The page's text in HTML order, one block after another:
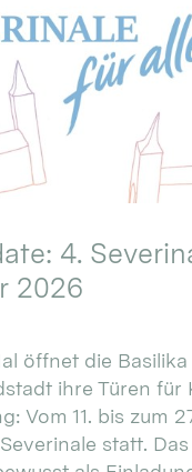
4.
2026
öffnet die Basilika
ihre Türen für
Vom 11. bis zum
statt.